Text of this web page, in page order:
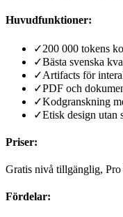
Huvudfunktioner:
✓200 000 tokens
✓Bästa svenska
✓Artifacts för
✓PDF och
✓Kodgranskning
✓Etisk design utan
Priser:
Gratis nivå tillgänglig,
Fördelar: